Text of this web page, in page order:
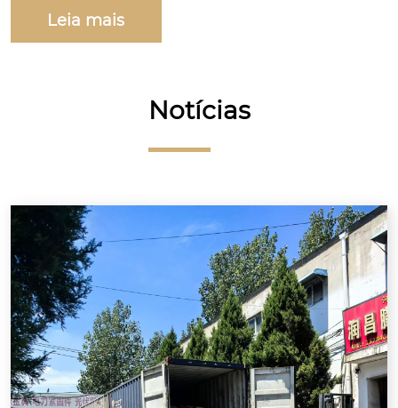
Leia mais
Notícias